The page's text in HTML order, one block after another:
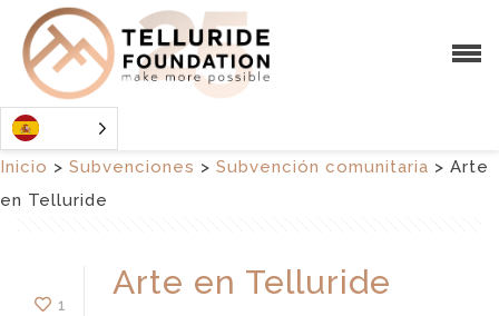
Inicio > Subvenciones > Subvención comunitaria > Arte
en Telluride
1
Arte en Telluride